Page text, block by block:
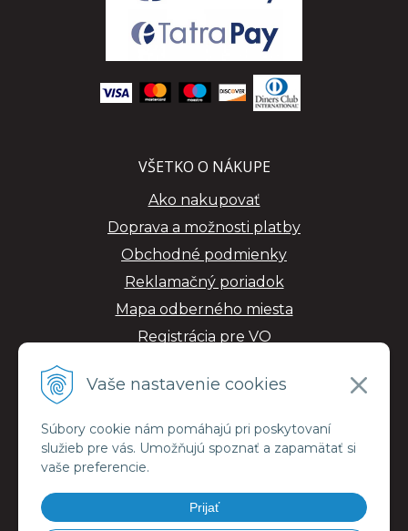
Vaše nastavenie cookies
Súbory cookie nám pomáhajú pri poskytovaní
služieb pre vás. Umožňujú spoznať a zapamätať si
vaše preferencie.
Prijať
VŠETKO O NÁKUPE
Ako nakupovať
Doprava a možnosti platby
Obchodné podmienky
Reklamačný poriadok
Mapa odberného miesta
Registrácia pre VO